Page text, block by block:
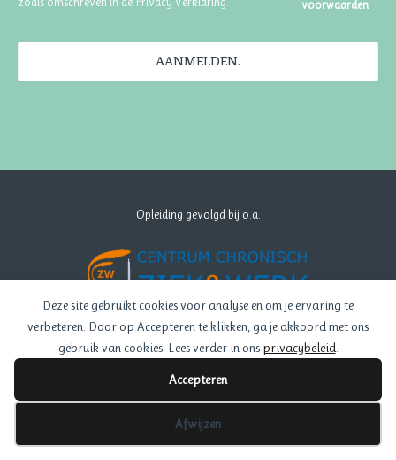
Deze site gebruikt cookies voor analyse en om je ervaring te
verbeteren. Door op Accepteren te klikken, ga je akkoord met ons
gebruik van cookies. Lees verder in ons privacybeleid.
Accepteren
Afwijzen
voorwaarden
AANMELDEN.
Opleiding gevolgd bij o.a.